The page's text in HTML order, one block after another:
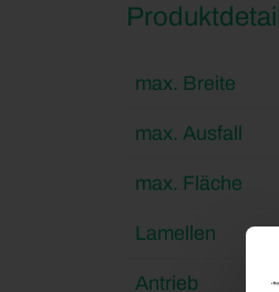
max. Breite
max. Ausfall
max. Fläche
Lamellen
Antrieb